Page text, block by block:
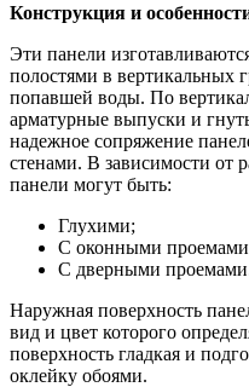
Конструкция и
Эти панели
полостями в вертикальных
попавшей воды. По
арматурные выпуски и
надежное сопряжение
стенами. В зависимости от
панели могут быть:
Глухими;
С оконными
С дверными
Наружная поверхность
вид и цвет которого
поверхность гладкая и
оклейку обоями.